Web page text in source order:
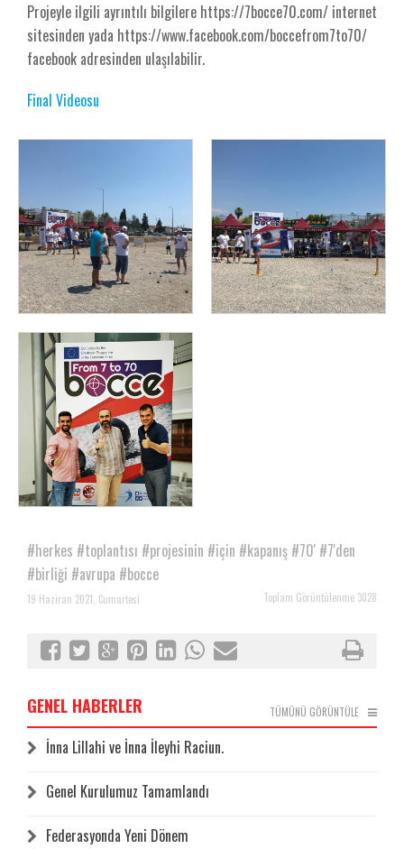
Projeyle ilgili ayrıntılı bilgilere https://7bocce70.com/ internet
sitesinden yada https://www.facebook.com/boccefrom7to70/
facebook adresinden ulaşılabilir.
Final Videosu
#herkes #toplantısı #projesinin #için #kapanış #70' #7'den
#birliği #avrupa #bocce
Toplam Görüntülenme 3028
19 Haziran 2021, Cumartesi
TÜMÜNÜ GÖRÜNTÜLE
GENEL HABERLER
İnna Lillahi ve İnna İleyhi Raciun.
Genel Kurulumuz Tamamlandı
Federasyonda Yeni Dönem